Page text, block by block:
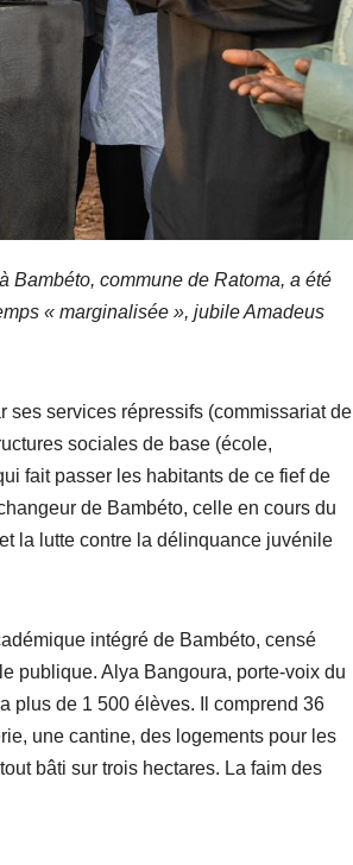
Bambéto, commune de Ratoma, a été
« marginalisée », jubile Amadeus
ses services répressifs (commissariat de
sociales de base (école,
fait passer les habitants de ce fief de
de Bambéto, celle en cours du
la lutte contre la délinquance juvénile
intégré de Bambéto, censé
publique. Alya Bangoura, porte-voix du
plus de 1 500 élèves. Il comprend 36
une cantine, des logements pour les
bâti sur trois hectares. La faim des